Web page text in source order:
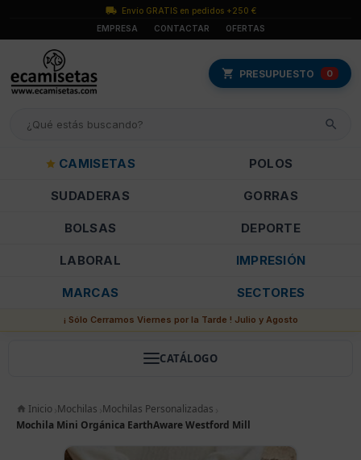
Envío GRATIS en pedidos +250 €
EMPRESA
CONTACTAR OFERTAS
PRESUPUESTO 0
CAMISETAS POLOS
SUDADERAS GORRAS
BOLSAS DEPORTE
LABORAL IMPRESIÓN
MARCAS SECTORES
¡ Sólo Cerramos Viernes por la Tarde ! Julio y Agosto
CATÁLOGO
Inicio Mochilas Mochilas Personalizadas
Mochila Mini Orgánica EarthAware Westford Mill